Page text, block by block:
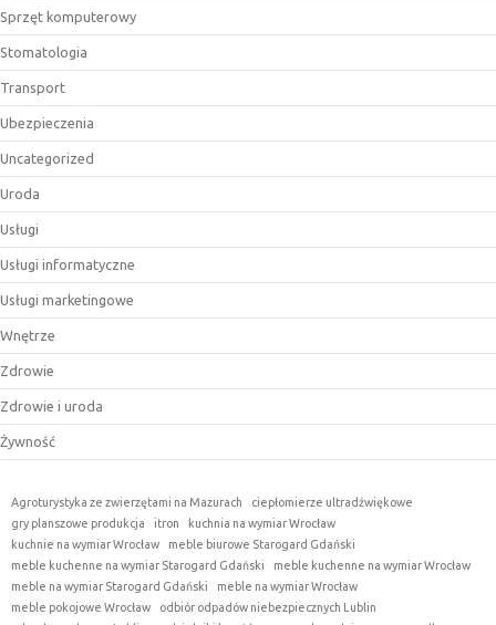
Sprzęt komputerowy
Stomatologia
Transport
Ubezpieczenia
Uncategorized
Uroda
Usługi
Usługi informatyczne
Usługi marketingowe
Wnętrze
Zdrowie
Zdrowie i uroda
Żywność
Agroturystyka ze zwierzętami na Mazurach
ciepłomierze ultradźwiękowe
gry planszowe produkcja
itron
kuchnia na wymiar Wrocław
kuchnie na wymiar Wrocław
meble biurowe Starogard Gdański
meble kuchenne na wymiar Starogard Gdański
meble kuchenne na wymiar Wrocław
meble na wymiar Starogard Gdański
meble na wymiar Wrocław
meble pokojowe Wrocław
odbiór odpadów niebezpiecznych Lublin